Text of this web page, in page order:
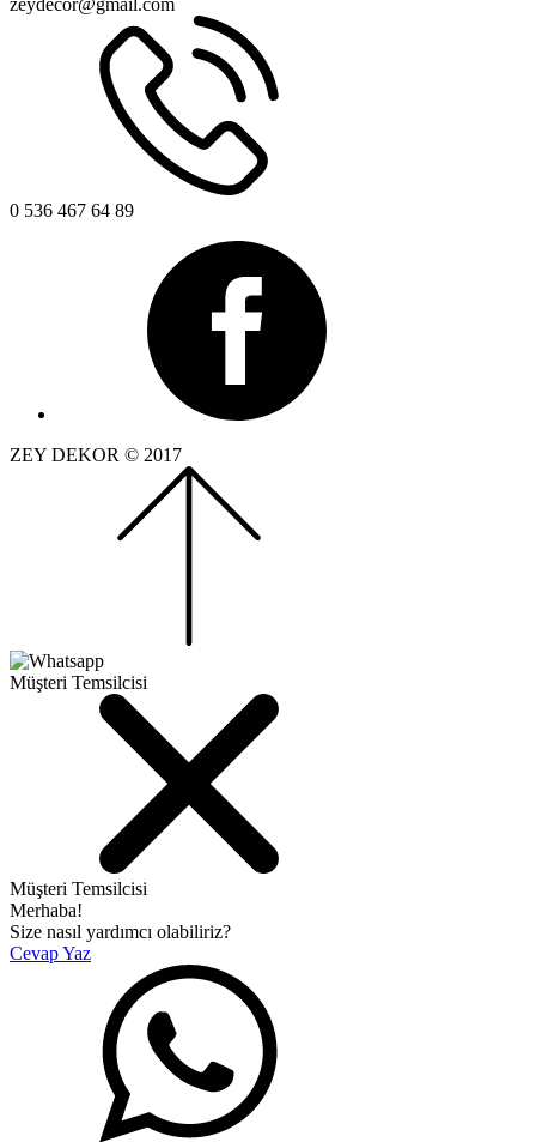
0 536 467 64 89
ZEY DEKOR © 2017
Müşteri Temsilcisi
Müşteri Temsilcisi
Merhaba!
Size nasıl yardımcı olabiliriz?
Cevap Yaz